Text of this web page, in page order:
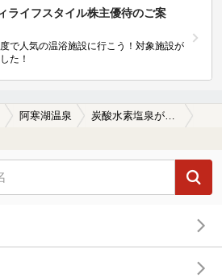
ライフスタイル株主優待のご案
で人気の温浴施設に行こう！対象施設が
た！
阿寒湖温泉 炭酸水素塩泉が楽しめる阿寒湖温泉の温泉、日帰り温泉、スーパー銭湯おすすめ